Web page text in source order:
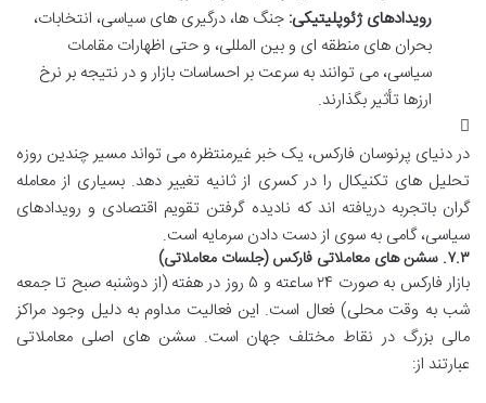
رویدادهای ژئوپلیتیکی: جنگ ها، درگیری های سیاسی، انتخابات،
بحران های منطقه ای و بین المللی، و حتی اظهارات مقامات
سیاسی، می توانند به سرعت بر احساسات بازار و در نتیجه بر نرخ
ارزها تأثیر بگذارند.
در دنیای پرنوسان فارکس، یک خبر غیرمنتظره می تواند مسیر چندین روزه
تحلیل های تکنیکال را در کسری از ثانیه تغییر دهد. بسیاری از معامله
گران باتجربه دریافته اند که نادیده گرفتن تقویم اقتصادی و رویدادهای
سیاسی، گامی به سوی از دست دادن سرمایه است.
۷.۳. سشن های معاملاتی فارکس (جلسات معاملاتی)
بازار فارکس به صورت ۲۴ ساعته و ۵ روز در هفته (از دوشنبه صبح تا جمعه
شب به وقت محلی) فعال است. این فعالیت مداوم به دلیل وجود مراکز
مالی بزرگ در نقاط مختلف جهان است. سشن های اصلی معاملاتی
عبارتند از: